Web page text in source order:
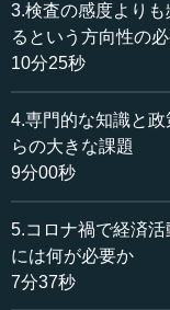
―― （前回のお話
会的な組み立てを
ません。それが、
念の話につながっ
で、今までの日本
制を議論して形成
議論ではないので
そうしたときに、
3.検査の感度より
るという方向性の
10分25秒
4.専門的な知識と
らの大きな課題
9分00秒
5.コロナ禍で経済
には何が必要か
7分37秒